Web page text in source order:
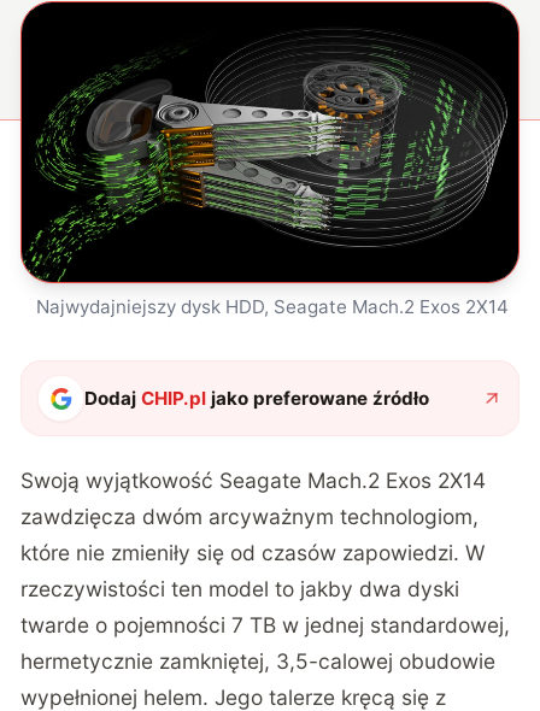
Najwydajniejszy dysk HDD, Seagate Mach.2 Exos 2X14
DodajCHIP.pl jako preferowane źródło
Swoją wyjątkowość Seagate Mach.2 Exos 2X14
zawdzięcza dwóm arcyważnym technologiom,
które nie zmieniły się od czasów zapowiedzi. W
rzeczywistości ten model to jakby dwa dyski
twarde o pojemności 7 TB w jednej standardowej,
hermetycznie zamkniętej, 3,5-calowej obudowie
wypełnionej helem. Jego talerze kręcą się z